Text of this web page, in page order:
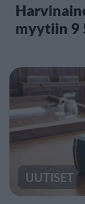
myytiin 9
UUTISET